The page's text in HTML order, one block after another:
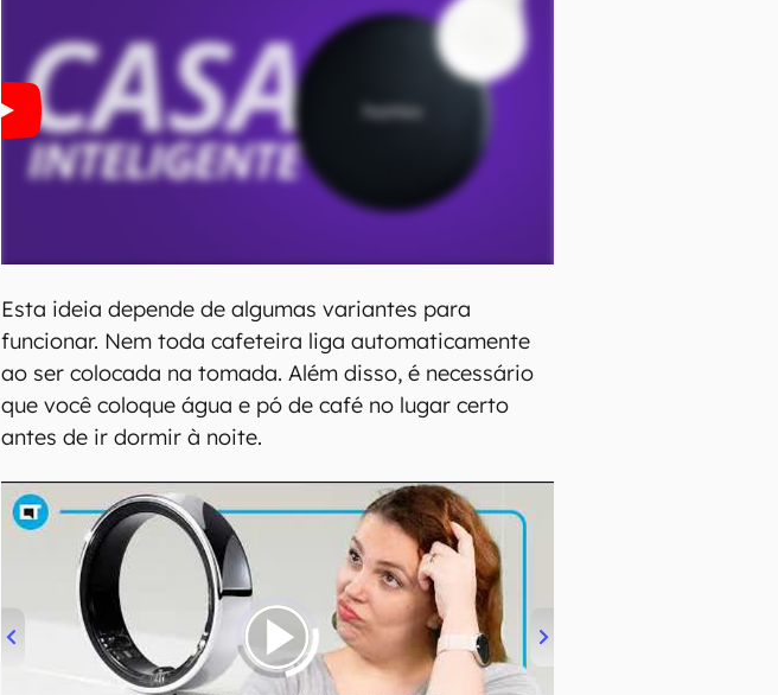
Esta ideia depende de algumas variantes para
funcionar. Nem toda cafeteira liga automaticamente
ao ser colocada na tomada. Além disso, é necessário
que você coloque água e pó de café no lugar certo
antes de ir dormir à noite.